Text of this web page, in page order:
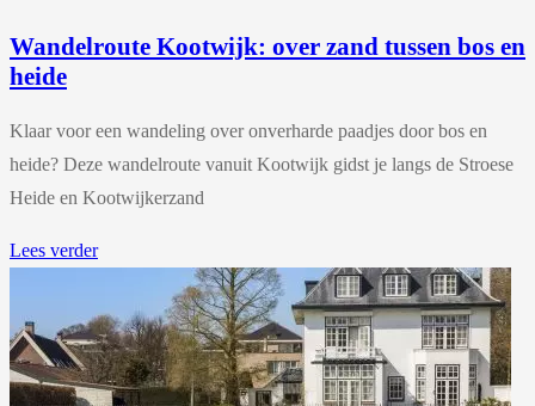
Wandelroute Kootwijk: over zand tussen bos en
heide
Klaar voor een wandeling over onverharde paadjes door bos en
heide? Deze wandelroute vanuit Kootwijk gidst je langs de Stroese
Heide en Kootwijkerzand
Lees verder